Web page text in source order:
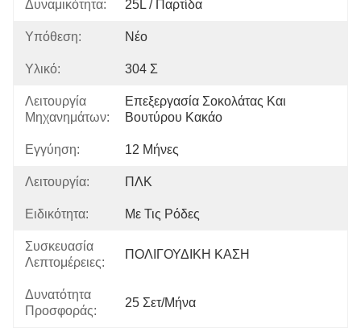
Δυναμικότητα: 25L / Παρτίδα
Υπόθεση: Νέο
Υλικό: 304 Σ
Λειτουργία
Μηχανημάτων:
Επεξεργασία Σοκολάτας Και
Βουτύρου Κακάο
Εγγύηση: 12 Μήνες
Λειτουργία: ΠΛΚ
Ειδικότητα: Με Τις Ρόδες
Συσκευασία
Λεπτομέρειες:
ΠΟΛΙΓΟΥΔΙΚΗ ΚΑΣΗ
Δυνατότητα
Προσφοράς:
25 Σετ/μήνα